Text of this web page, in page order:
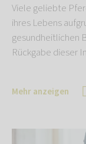
Viele geliebte
ihres Lebens
gesundheitlichen
Rückgabe dieser
Mehr anzeigen